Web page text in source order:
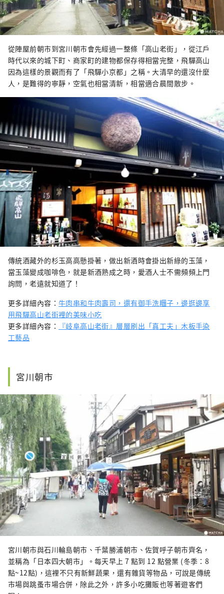
從陣屋前朝市到宮川朝市會先經過一整條「高山老街」，從江戶
時代以來的城下町、商家町的建物都保存得相當完整，飛驒高山
因為這樣的景觀而有了「飛驒小京都」之稱。大清早的還沒什麼
人，是難得的寧靜，空氣也相當清新，相當適合晨間散步。
傳統酒藏外的杉玉高高懸掛著，做出新酒時會掛出新綠的玉藻，
當玉藻變成咖啡色，就是新酒熟成之時，愛酒人士不需頻頻上門
詢問，老遠就知道了！
更多詳細內容： 牛肉串和牛肉壽司，還有御手洗糰子，邊逛邊享
用飛驒高山老街裡的美味小吃
更多詳細內容：
『岐阜高山老街』層層刷出「真工夫」木板手染
工藝品
宮川朝市
宮川朝市與石川輪島朝市、千葉勝浦朝市、佐賀呼子朝市齊名，
並稱為「日本四大朝市」。每天早上 7 點到 12 點營業 (冬季：8
點~12點)，這裡不只有新鮮蔬果，還有雜貨等物品，可說是傳統
市場與跳蚤市場合併，除此之外，許多小吃攤販也等著遊客們